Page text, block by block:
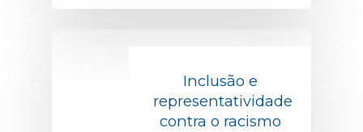
Inclusão e
representatividade
contra o racismo